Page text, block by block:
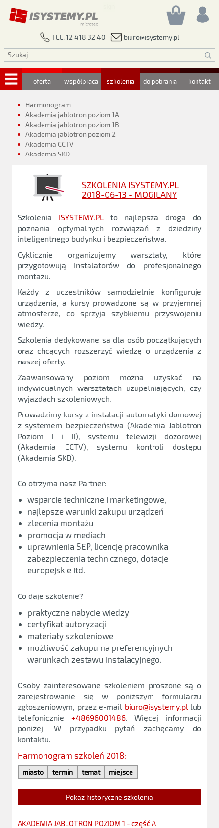
TEL. 12 418 32 40 biuro@isystemy.pl
oferta współpraca szkolenia do pobrania kontakt
Harmonogram
Akademia jablotron poziom 1A
Akademia jablotron poziom 1B
Akademia jablotron poziom 2
Akademia CCTV
Akademia SKD
SZKOLENIA ISYSTEMY.PL
2018-06-13 - MOGILANY
Szkolenia ISYSTEMY.PLto najlepsza droga do
poznania optymalnych rozwiązań z dziedziny
inteligentnego budynku i bezpieczeństwa.
Cyklicznie organizujemy warsztaty, które
przygotowują Instalatorów do profesjonalnego
montażu.
Każdy z uczestników samodzielnie konfiguruje
urządzenia, a kursy prowadzone są w przyjemnej
atmosferze, co sprzyja szybkiemu przyswojeniu
wiedzy.
Szkolenia dedykowane są dla osób początkujących
oraz chcących rozszerzyć wiedzę o urządzenia z
naszej oferty.
Zaawansowany poziom można uzyskać na
indywidualnych warsztatach uzupełniających, czy
wyjazdach szkoleniowych.
Prowadzimy kursy z instalacji automatyki domowej
z systemem bezpieczeństwa (Akademia Jablotron
Poziom I i II), systemu telewizji dozorowej
(Akademia CCTV), systemu kontroli dostępu
(Akademia SKD).
Co otrzyma nasz Partner:
wsparcie techniczne i marketingowe,
najlepsze warunki zakupu urządzeń
zlecenia montażu
promocja w mediach
uprawnienia SEP, licencję pracownika
zabezpieczenia technicznego, dotacje
europejskie itd.
Co daje szkolenie?
praktyczne nabycie wiedzy
certyfikat autoryzacji
materiały szkoleniowe
możliwość zakupu na preferencyjnych
warunkach zestawu instalacyjnego.
Osoby zainteresowane szkoleniem proszone są o
zarejestrowanie się w poniższym formularzu
zgłoszeniowym, przez e-mail biuro@isystemy.pllub
telefonicznie +48696001486. Więcej informacji
poniżej. W przypadku pytań zachęcamy do
kontaktu.
Harmonogram szkoleń 2018:
miasto termin temat miejsce
Pokaż historyczne szkolenia
AKADEMIA JABLOTRON POZIOM 1 - część A